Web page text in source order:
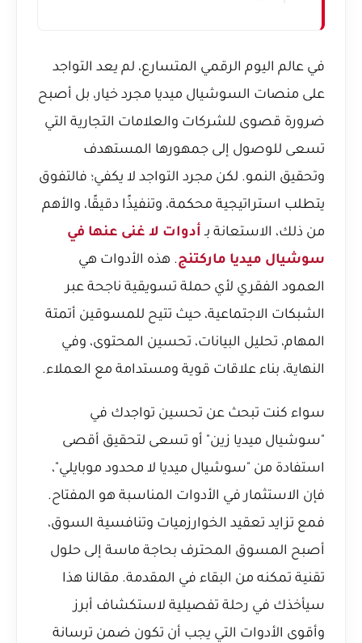
في عالم اليوم الرقمي المتسارع، لم يعد التواجد
على منصات السوشيال ميديا مجرد خيار، بل أصبح
ضرورة قصوى للشركات والعلامات التجارية التي
تسعى للوصول إلى جمهورها المستهدف
وتحقيق النمو. لكن مجرد التواجد لا يكفي؛ فالتفوق
يتطلب استراتيجية محكمة، وتنفيذًا دقيقًا، والأهم
من ذلك، الاستعانة بـ أدوات لا غنى عنها في
سوشيال ميديا ماركتنج. هذه الأدوات هي
العمود الفقري لأي حملة تسويقية ناجحة عبر
الشبكات الاجتماعية، حيث تتيح للمسوقين أتمتة
المهام، تحليل البيانات، تحسين المحتوى، وفي
النهاية، بناء علاقات قوية ومستدامة مع العملاء.
سواء كنت تبحث عن تحسين تواجدك في
"سوشيال ميديا زين" أو تسعى لتحقيق أقصى
استفادة من "سوشيال ميديا لا محدود موبايلي"،
فإن الاستثمار في الأدوات المناسبة هو المفتاح.
فمع تزايد تعقيد الخوارزميات وتنافسية السوق،
أصبح المسوق المحترف بحاجة ماسة إلى حلول
تقنية تمكنه من البقاء في المقدمة. مقالنا هذا
سيأخذك في رحلة تفصيلية لاستكشاف أبرز
وأقوى الأدوات التي يجب أن تكون ضمن ترسانة